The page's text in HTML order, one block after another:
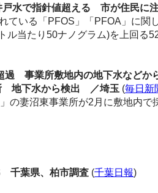
水で指針値超える 市が住民に
いる「PFOS」「PFOA」に関
当たり50ナノグラム)を上回る
事業所敷地内の地下水など
地下水から検出 ／埼玉 (毎日新
の妻沼東事業所が2月に敷地内
千葉県、柏市調査 (千葉日報)